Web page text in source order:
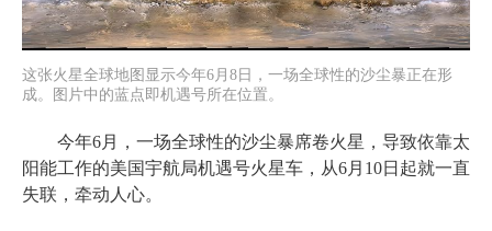
这张火星全球地图显示今年6月8日，一场全球性的沙尘暴正在形
成。图片中的蓝点即机遇号所在位置。
今年6月，一场全球性的沙尘暴席卷火星，导致依靠太
阳能工作的美国宇航局机遇号火星车，从6月10日起就一直
失联，牵动人心。